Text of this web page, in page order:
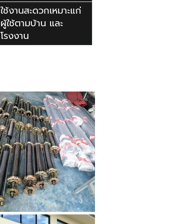
ใช้งานสะดวกเหมาะแก่
ผู้ใช้ตามบ้าน และ
โรงงาน